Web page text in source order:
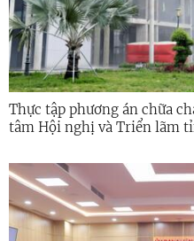
Thực tập phương án chữa
tâm Hội nghị và Triển lãm